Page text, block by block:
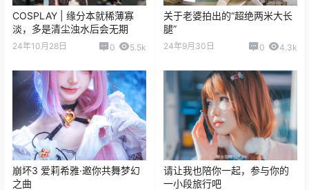
COSPLAY | 缘分本就稀薄寡
淡，多是清尘浊水后会无期
24年10月28日 0 5.5k
关于老婆拍出的“超绝两米大长
腿” ​​​
24年9月30日 0 4.3k
崩坏3 爱莉希雅·邀你共舞梦幻
之曲
请让我也陪你一起，参与你的
一小段旅行吧